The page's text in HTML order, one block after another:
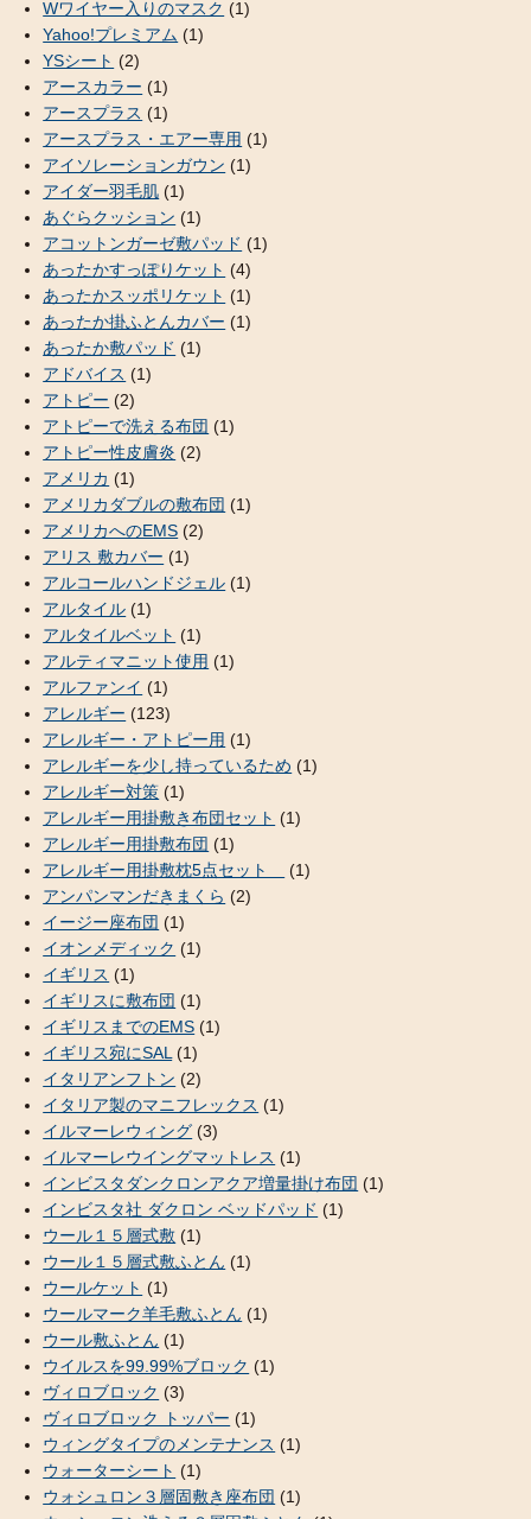
Wワイヤー入りのマスク (1)
Yahoo!プレミアム (1)
YSシート (2)
アースカラー (1)
アースプラス (1)
アースプラス・エアー専用 (1)
アイソレーションガウン (1)
アイダー羽毛肌 (1)
あぐらクッション (1)
アコットンガーゼ敷パッド (1)
あったかすっぽりケット (4)
あったかスッポリケット (1)
あったか掛ふとんカバー (1)
あったか敷パッド (1)
アドバイス (1)
アトピー (2)
アトピーで洗える布団 (1)
アトピー性皮膚炎 (2)
アメリカ (1)
アメリカダブルの敷布団 (1)
アメリカへのEMS (2)
アリス 敷カバー (1)
アルコールハンドジェル (1)
アルタイル (1)
アルタイルベット (1)
アルティマニット使用 (1)
アルファンイ (1)
アレルギー (123)
アレルギー・アトピー用 (1)
アレルギーを少し持っているため (1)
アレルギー対策 (1)
アレルギー用掛敷き布団セット (1)
アレルギー用掛敷布団 (1)
アレルギー用掛敷枕5点セット
(1)
アンパンマンだきまくら (2)
イージー座布団 (1)
イオンメディック (1)
イギリス (1)
イギリスに敷布団 (1)
イギリスまでのEMS (1)
イギリス宛にSAL (1)
イタリアンフトン (2)
イタリア製のマニフレックス (1)
イルマーレウィング (3)
イルマーレウイングマットレス (1)
インビスタダンクロンアクア増量掛け布団 (1)
インビスタ社 ダクロン ベッドパッド (1)
ウール１５層式敷 (1)
ウール１５層式敷ふとん (1)
ウールケット (1)
ウールマーク羊毛敷ふとん (1)
ウール敷ふとん (1)
ウイルスを99.99%ブロック (1)
ヴィロブロック (3)
ヴィロブロック トッパー (1)
ウィングタイプのメンテナンス (1)
ウォーターシート (1)
ウォシュロン３層固敷き座布団 (1)